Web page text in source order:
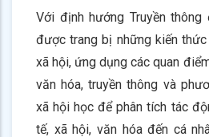
Với định hướng Truyền thông
được trang bị những kiến
xã hội, ứng dụng các quan
văn hóa, truyền thông và
xã hội học để phân tích tác
tế, xã hội, văn hóa đến cá